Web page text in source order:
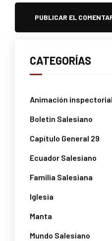
CATEGORÍAS
Animación inspectorial
Boletin Salesiano
Capítulo General 29
Ecuador Salesiano
Familia Salesiana
Iglesia
Manta
Mundo Salesiano